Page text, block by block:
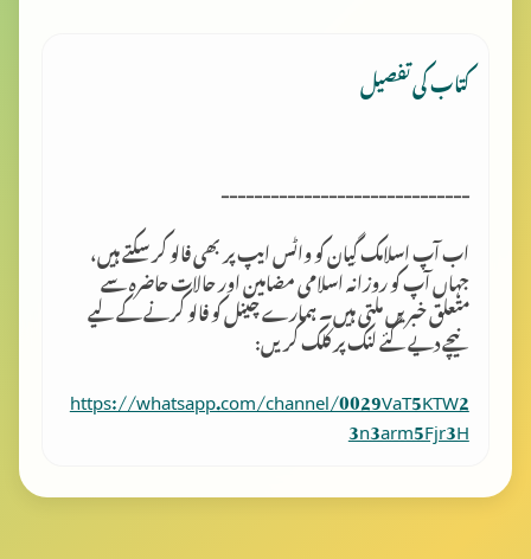
کتاب کی تفصیل
------------------------------
اب آپ اسلامک گِیان کو واٹس ایپ پر بھی فالو کر سکتے ہیں،
جہاں آپ کو روزانہ اسلامی مضامین اور حالات حاضرہ سے
متعلق خبریں ملتی ہیں۔ ہمارے چینل کو فالو کرنے کے لیے
نیچے دیے گئے لنک پر کلک کریں:
https://whatsapp.com/channel/0029VaT5KTW2
3n3arm5Fjr3H